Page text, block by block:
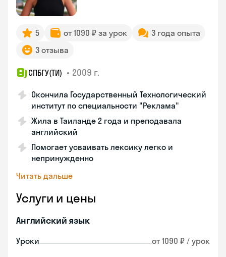
5 от 1090 ₽ за урок
3 года опыта
3 отзыва
СПБГУ(ТИ) • 2009 г.
Окончила Государственный Технологический
институт по специальности "Реклама"
Жила в Таиланде 2 года и преподавала
английский
Помогает усваивать лексику легко и
непринужденно
Читать дальше
Услуги и цены
Английский язык
Уроки от 1090 ₽ / урок